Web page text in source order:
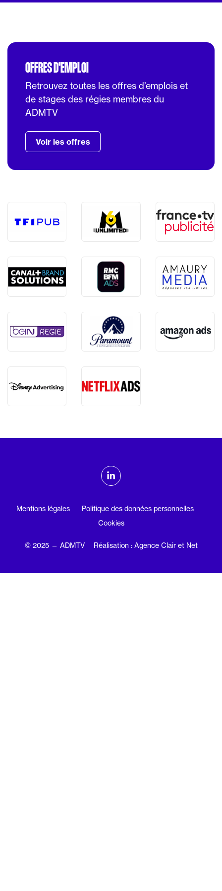
OFFRES D'EMPLOI
Retrouvez toutes les offres d’emplois et
de stages des régies membres du
ADMTV
Voir les offres
ADMTV sur les réseaux sociaux
Linkedin
Mentions légales
Politique des données personnelles
Cookies
© 2025 — ADMTV Réalisation : Agence Clair et Net